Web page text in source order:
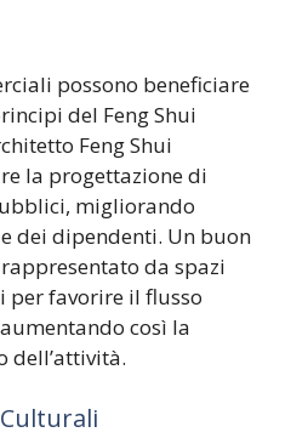
possono beneficiare
del Feng Shui
Feng Shui
la progettazione di
migliorando
dei dipendenti. Un buon
da spazi
favorire il flusso
così la
dell’attività.